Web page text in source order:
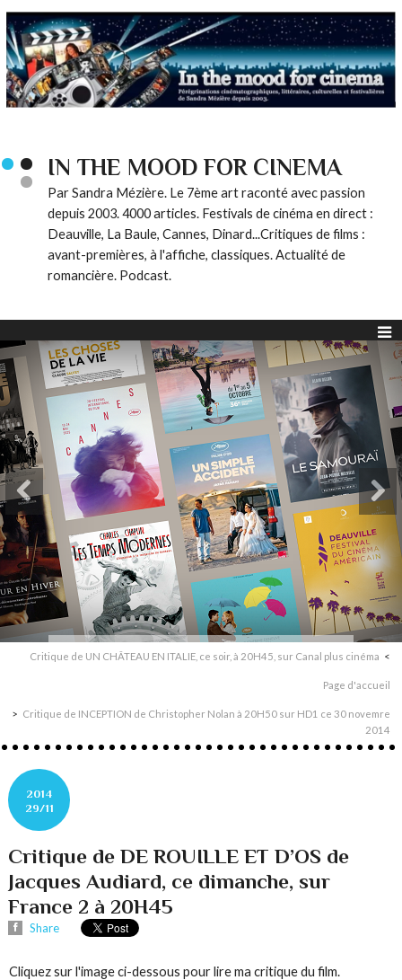
IN THE MOOD FOR CINEMA
Par Sandra Mézière. Le 7ème art raconté avec passion
depuis 2003. 4000 articles. Festivals de cinéma en direct :
Deauville, La Baule, Cannes, Dinard...Critiques de films :
avant-premières, à l'affiche, classiques. Actualité de
romancière. Podcast.
Critique de UN CHÂTEAU EN ITALIE, ce soir, à 20H45, sur Canal plus cinéma
Page d'accueil
Critique de INCEPTION de Christopher Nolan à 20H50 sur HD1 ce 30 novemre
2014
2014
29/11
Critique de DE ROUILLE ET D’OS de
Jacques Audiard, ce dimanche, sur
France 2 à 20H45
Share
Cliquez sur l'image ci-dessous pour lire ma critique du film.